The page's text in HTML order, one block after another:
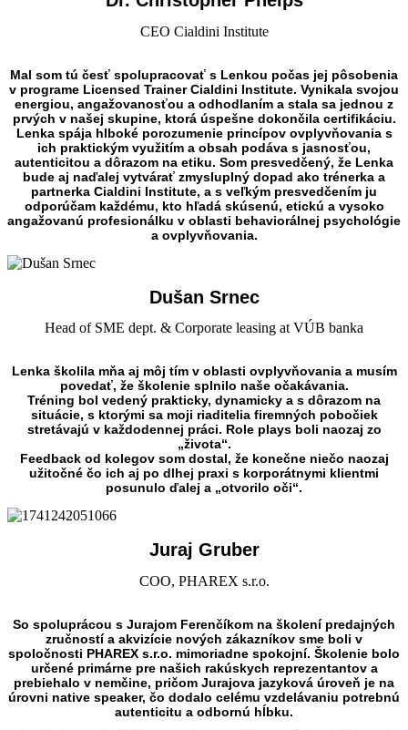
CEO Cialdini Institute
Mal som tú česť spolupracovať s Lenkou počas jej pôsobenia
v programe Licensed Trainer Cialdini Institute. Vynikala svojou
energiou, angažovanosťou a odhodlaním a stala sa jednou z
prvých v našej skupine, ktorá úspešne dokončila certifikáciu.
Lenka spája hlboké porozumenie princípov ovplyvňovania s
ich praktickým využitím a obsah podáva s jasnosťou,
autenticitou a dôrazom na etiku. Som presvedčený, že Lenka
bude aj naďalej vytvárať zmysluplný dopad ako trénerka a
partnerka Cialdini Institute, a s veľkým presvedčením ju
odporúčam každému, kto hľadá skúsenú, etickú a vysoko
angažovanú profesionálku v oblasti behaviorálnej psychológie
a ovplyvňovania.
Dušan Srnec
Head of SME dept. & Corporate leasing at VÚB banka
Lenka školila mňa aj môj tím v oblasti ovplyvňovania a musím
povedať, že školenie splnilo naše očakávania.
Tréning bol vedený prakticky, dynamicky a s dôrazom na
situácie, s ktorými sa moji riaditelia firemných pobočiek
stretávajú v každodennej práci. Role plays boli naozaj zo
„života“.
Feedback od kolegov som dostal, že konečne niečo naozaj
užitočné čo ich aj po dlhej praxi s korporátnymi klientmi
posunulo ďalej a „otvorilo oči“.
Juraj Gruber
COO, PHAREX s.r.o.
So spoluprácou s Jurajom Ferenčíkom na školení predajných
zručností a akvizície nových zákazníkov sme boli v
spoločnosti PHAREX s.r.o. mimoriadne spokojní. Školenie bolo
určené primárne pre našich rakúskych reprezentantov a
prebiehalo v nemčine, pričom Jurajova jazyková úroveň je na
úrovni native speaker, čo dodalo celému vzdelávaniu potrebnú
autenticitu a odbornú hĺbku.